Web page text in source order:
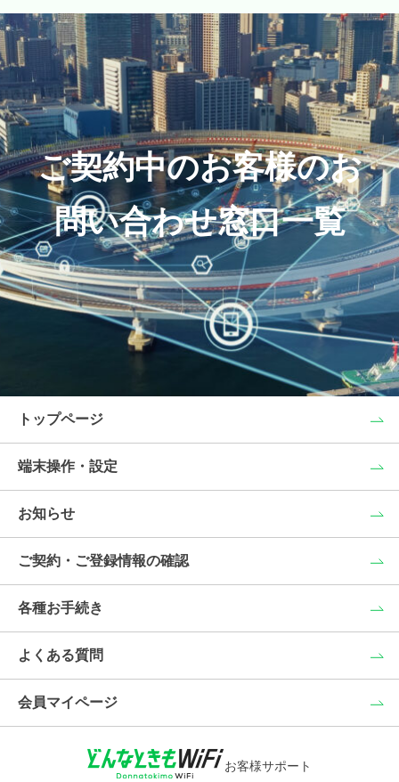
ご契約中のお客様のお
問い合わせ窓口一覧
トップページ
端末操作・設定
お知らせ
ご契約・ご登録情報の確認
各種お手続き
よくある質問
会員マイページ
お客様サポート